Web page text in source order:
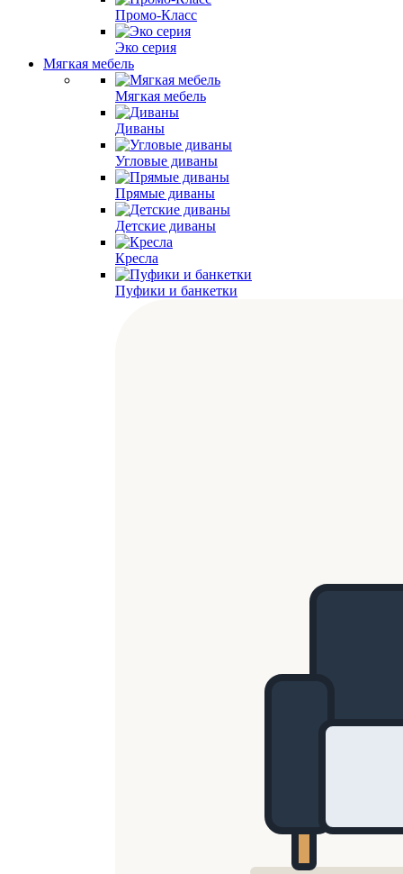
Промо-Класс
Эко серия
Мягкая мебель
Мягкая мебель
Диваны
Угловые диваны
Прямые диваны
Детские диваны
Кресла
Пуфики и банкетки